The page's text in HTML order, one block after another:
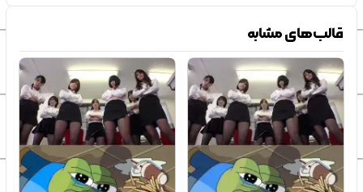
قالب‌های مشابه